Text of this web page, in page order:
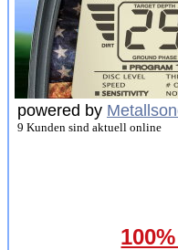
powered by
9 Kunden sind aktuell online